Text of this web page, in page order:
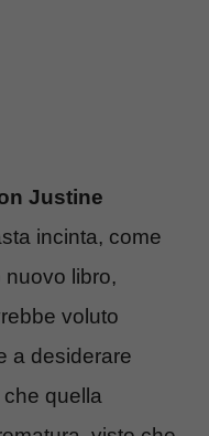
Justine
incinta, come
libro,
voluto
a desiderare
che quella